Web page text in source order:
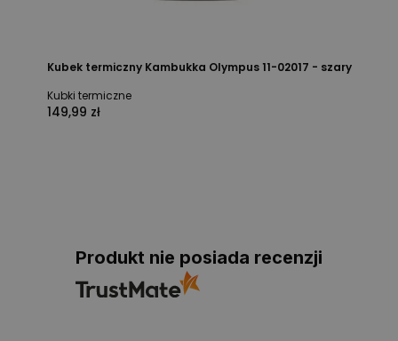
Kubek termiczny Kambukka Olympus 11-02017 - szary
Kubki termiczne
149,99 zł
Produkt nie posiada recenzji